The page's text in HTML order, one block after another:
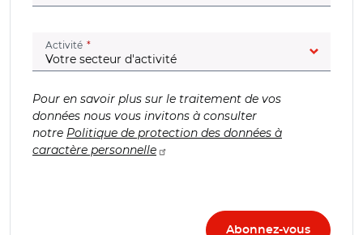
Activité (champ obligatoire)
Pour en savoir plus sur le traitement de vos
données nous vous invitons à consulter
notre Politique de protection des données à
caractère personnelle